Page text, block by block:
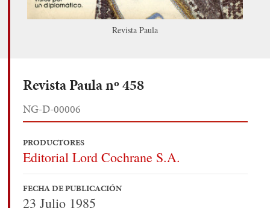
Revista Paula
Revista Paula nº 458
NG-D-00006
PRODUCTORES
Editorial Lord Cochrane S.A.
FECHA DE PUBLICACIÓN
23 Julio 1985